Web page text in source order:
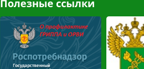
Полезные ссылки